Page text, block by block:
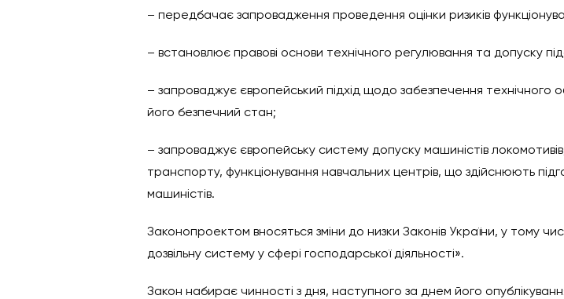
– передбачає запровадження проведення оцінки ризиків
– встановлює правові основи технічного регулювання та допуску
– запроваджує європейський підхід щодо забезпечення технічного
його безпечний стан;
– запроваджує європейську систему допуску машиністів
транспорту, функціонування навчальних центрів, що здійснюють
машиністів.
Законопроектом вносяться зміни до низки Законів України, у тому
дозвільну систему у сфері господарської діяльності».
Закон набирає чинності з дня, наступного за днем його